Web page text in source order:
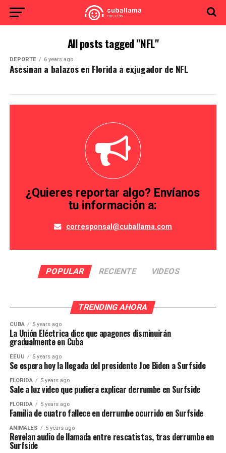
All posts tagged "NFL"
DEPORTE 6 years ago
Asesinan a balazos en Florida a exjugador de NFL
¿Quieres reportar algo? Envíanos
tu información a:
corresponsal@cuballama.com
POPULAR RECIENTE VIDEOS
TRENDING AHORA
CUBA 5 years ago
La Unión Eléctrica dice que apagones disminuirán
gradualmente en Cuba
EEUU 5 years ago
Se espera hoy la llegada del presidente Joe Biden a Surfside
FLORIDA 5 years ago
Sale a luz video que pudiera explicar derrumbe en Surfside
FLORIDA 5 years ago
Familia de cuatro fallece en derrumbe ocurrido en Surfside
ANIMALES 5 years ago
Revelan audio de llamada entre rescatistas, tras derrumbe en
Surfside